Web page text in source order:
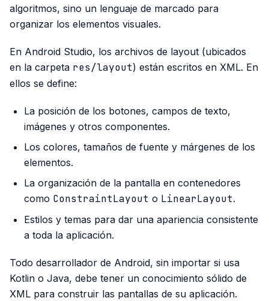
algoritmos, sino un lenguaje de marcado para
organizar los elementos visuales.
En Android Studio, los archivos de layout (ubicados
en la carpeta res/layout) están escritos en XML. En
ellos se define:
La posición de los botones, campos de texto,
imágenes y otros componentes.
Los colores, tamaños de fuente y márgenes de los
elementos.
La organización de la pantalla en contenedores
como ConstraintLayout o LinearLayout.
Estilos y temas para dar una apariencia consistente
a toda la aplicación.
Todo desarrollador de Android, sin importar si usa
Kotlin o Java, debe tener un conocimiento sólido de
XML para construir las pantallas de su aplicación.